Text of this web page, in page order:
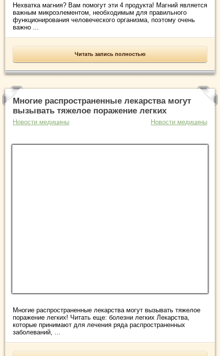
Нехватка магния? Вам помогут эти 4 продукта! Магний является
важным микроэлементом, необходимым для правильного
функционирования человеческого организма, поэтому очень
важно ...
Читать запись полностью
Многие распространенные лекарства могут
вызывать тяжелое поражение легких
Новости медицины Новости медицины
Многие распространенные лекарства могут вызывать тяжелое
поражение легких! Читать еще: болезни легких Лекарства,
которые принимают для лечения ряда распространенных
заболеваний, ...